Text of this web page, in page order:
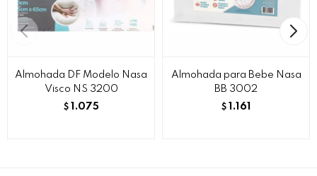
Almohada DF Modelo Nasa
Visco NS 3200
$ 1.075
Almohada para Bebe Nasa
BB 3002
$ 1.161